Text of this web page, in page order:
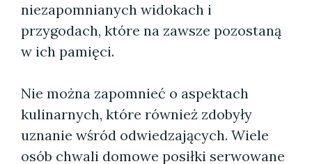
niezapomnianych widokach i
przygodach, które na zawsze pozostaną
w ich pamięci.
Nie można zapomnieć o aspektach
kulinarnych, które również zdobyły
uznanie wśród odwiedzających. Wiele
osób chwali domowe posiłki serwowane